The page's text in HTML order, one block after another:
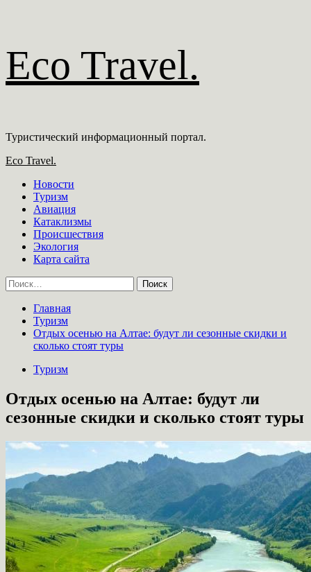
содержимому
Eco Travel.
Туристический информационный портал.
Основное
Eco Travel.
Новости
Туризм
Авиация
Катаклизмы
Происшествия
Экология
Карта сайта
Найти:
Главная
Туризм
Отдых осенью на Алтае: будут ли сезонные скидки и
сколько стоят туры
Туризм
Отдых осенью на Алтае: будут ли
сезонные скидки и сколько стоят туры